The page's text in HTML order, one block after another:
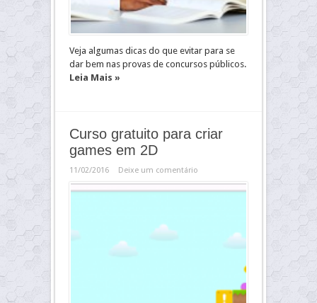
Veja algumas dicas do que evitar para se
dar bem nas provas de concursos públicos.
Leia Mais »
Curso gratuito para criar
games em 2D
11/02/2016 Deixe um comentário